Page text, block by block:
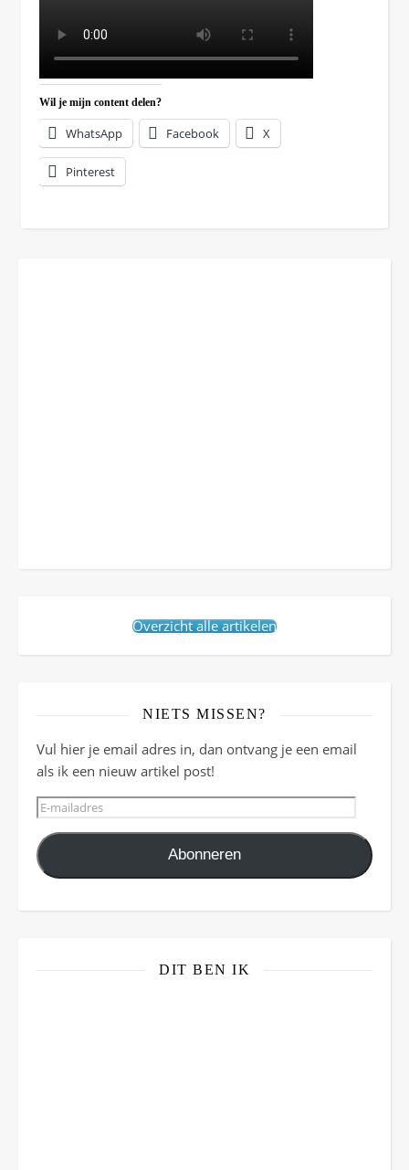
Wil je mijn content delen?
WhatsApp Facebook X
Pinterest
Overzicht alle artikelen
NIETS MISSEN?
Vul hier je email adres in, dan ontvang je een email
als ik een nieuw artikel post!
E-mailadres
Abonneren
DIT BEN IK